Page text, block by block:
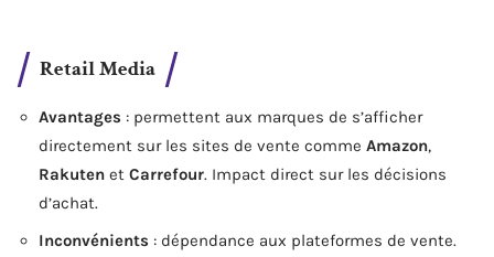
Retail Media
Avantages : permettent aux marques de s’afficher
directement sur les sites de vente comme Amazon,
Rakuten et Carrefour. Impact direct sur les décisions
d’achat.
Inconvénients : dépendance aux plateformes de vente.